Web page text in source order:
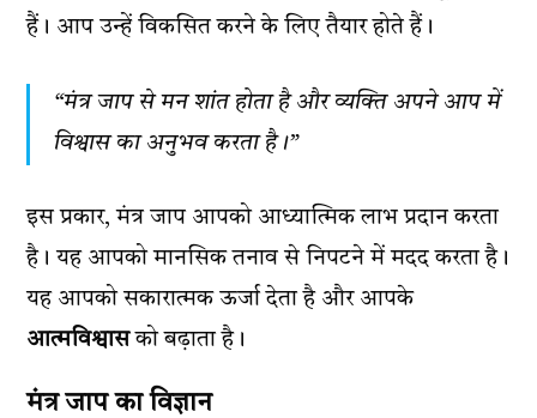
हैं। आप उन्हें विकसित करने के लिए तैयार होते हैं।
“मंत्र जाप से मन शांत होता है और व्यक्ति अपने आप में
विश्वास का अनुभव करता है।”
इस प्रकार, मंत्र जाप आपको आध्यात्मिक लाभ प्रदान करता
है। यह आपको मानसिक तनाव से निपटने में मदद करता है।
यह आपको सकारात्मक ऊर्जा देता है और आपके
आत्मविश्वासको बढ़ाता है।
मंत्र जाप का विज्ञान